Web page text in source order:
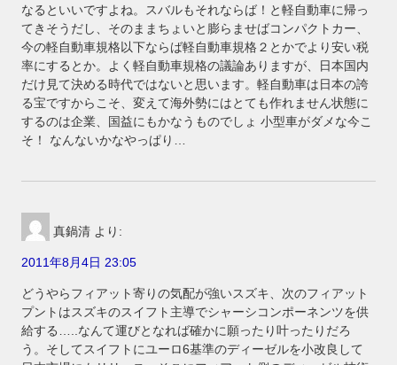
なるといいですよね。スバルもそれならば！と軽自動車に帰っ
てきそうだし、そのままちょいと膨らませばコンパクトカー、
今の軽自動車規格以下ならば軽自動車規格２とかでより安い税
率にするとか。よく軽自動車規格の議論ありますが、日本国内
だけ見て決める時代ではないと思います。軽自動車は日本の誇
る宝ですからこそ、変えて海外勢にはとても作れません状態に
するのは企業、国益にもかなうものでしょ 小型車がダメな今こ
そ！ なんないかなやっぱり…
真鍋清 より:
2011年8月4日 23:05
どうやらフィアット寄りの気配が強いスズキ、次のフィアット
プントはスズキのスイフト主導でシャーシコンポーネンツを供
給する…..なんて運びとなれば確かに願ったり叶ったりだろ
う。そしてスイフトにユーロ6基準のディーゼルを小改良して